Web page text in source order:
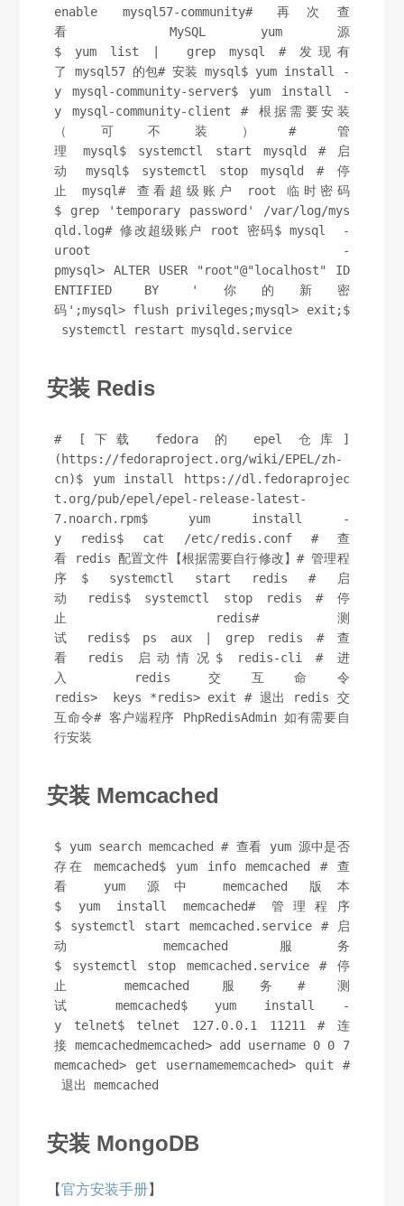
enable mysql57-community# 再次查
看 MySQL yum 源
$ yum list |  grep mysql # 发现有
了 mysql57 的包# 安装 mysql$ yum install -
y mysql-community-server$ yum install -
y mysql-community-client # 根据需要安装
（可不装）# 管
理 mysql$ systemctl start mysqld # 启
动 mysql$ systemctl stop mysqld # 停
止 mysql# 查看超级账户 root 临时密码
$ grep 'temporary password' /var/log/mys
qld.log# 修改超级账户 root 密码$ mysql  -
uroot  -
pmysql> ALTER USER "root"@"localhost" ID
ENTIFIED BY '你的新密
码';mysql> flush privileges;mysql> exit;$
systemctl restart mysqld.service
安装 Redis
# [下载 fedora 的 epel 仓库]
(https://fedoraproject.org/wiki/EPEL/zh-
cn)$ yum install https://dl.fedoraprojec
t.org/pub/epel/epel-release-latest-
7.noarch.rpm$ yum install -
y redis$ cat /etc/redis.conf # 查
看 redis 配置文件【根据需要自行修改】# 管理程
序$ systemctl start redis # 启
动 redis$ systemctl stop redis # 停
止 redis# 测
试 redis$ ps aux | grep redis # 查
看 redis 启动情况$ redis-cli # 进
入 redis 交互命令
redis>  keys *redis> exit # 退出 redis 交
互命令# 客户端程序 PhpRedisAdmin 如有需要自
行安装
安装 Memcached
$ yum search memcached # 查看 yum 源中是否
存在 memcached$ yum info memcached # 查
看 yum 源中 memcached 版本
$ yum install memcached# 管理程序
$ systemctl start memcached.service # 启
动 memcached 服务
$ systemctl stop memcached.service # 停
止 memcached 服务# 测
试 memcached$ yum install -
y telnet$ telnet 127.0.0.1 11211 # 连
接 memcachedmemcached> add username 0 0 7
memcached> get usernamememcached> quit #
退出 memcached
安装 MongoDB
【官方安装手册】